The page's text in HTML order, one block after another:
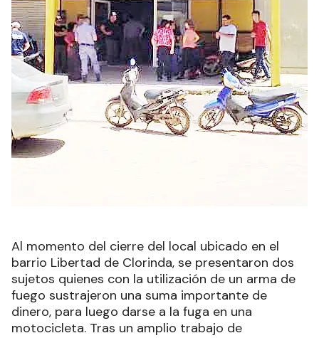
Al momento del cierre del local ubicado en el
barrio Libertad de Clorinda, se presentaron dos
sujetos quienes con la utilización de un arma de
fuego sustrajeron una suma importante de
dinero, para luego darse a la fuga en una
motocicleta. Tras un amplio trabajo de